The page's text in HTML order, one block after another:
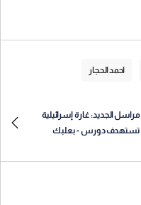
احمد الحجار
مراسل الجديد: غارة إسرائيلية
تستهدف دورس - بعلبك